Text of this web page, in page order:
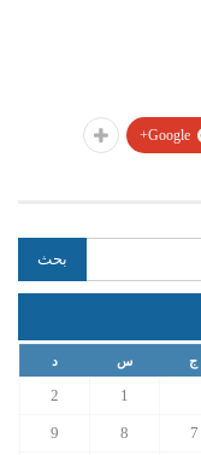
Google+
ج س د
1
2
7
8
9